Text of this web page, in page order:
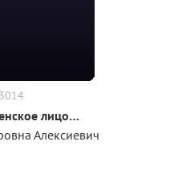
лицо…
Алексиевич